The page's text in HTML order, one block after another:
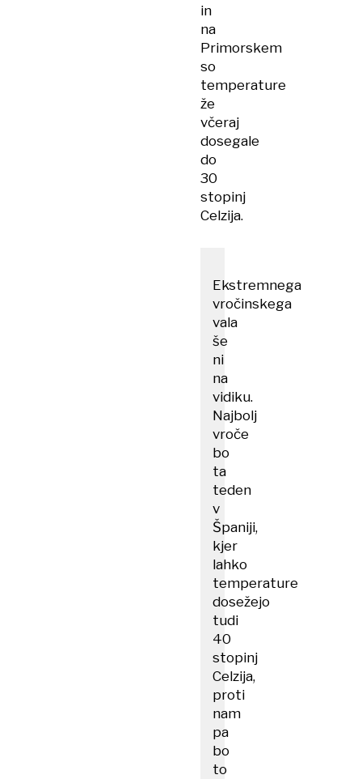
in
na
Primorskem
so
temperature
že
včeraj
dosegale
do
30
stopinj
Celzija.
Ekstremnega
vročinskega
vala
še
ni
na
vidiku.
Najbolj
vroče
bo
ta
teden
v
Španiji,
kjer
lahko
temperature
dosežejo
tudi
40
stopinj
Celzija,
proti
nam
pa
bo
to